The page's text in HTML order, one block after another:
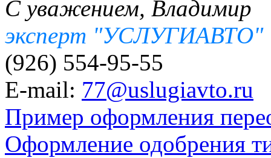
С уважением, Владимир
эксперт "УСЛУГИАВТО"
(926) 554-95-55
E-mail: 77@uslugiavto.ru
Пример оформления
Оформление одобрения